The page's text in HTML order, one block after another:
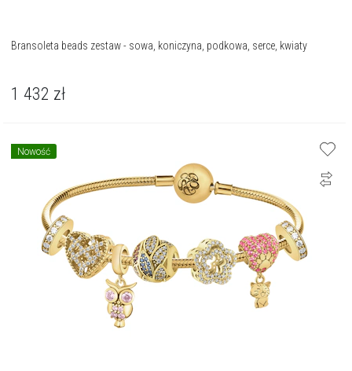
Bransoleta beads zestaw - sowa, koniczyna, podkowa, serce, kwiaty
1 432 zł
Nowość